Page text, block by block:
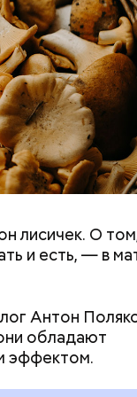
лисичек. О
и есть, — в
Антон
обладают
эффектом.
около
отметил
и не
Знали
—
Как получить до
рублей от
трудной
претендовать и
документы